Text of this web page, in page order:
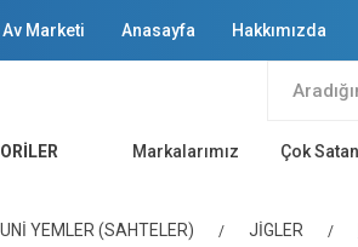
Av Marketi Anasayfa Hakkımızda
Markalarımız Çok
YEMLER (SAHTELER) JİGLER